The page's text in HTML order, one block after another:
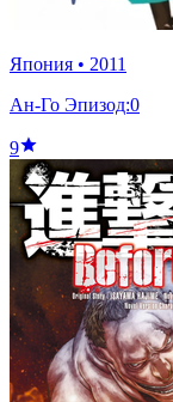
Япония • 2011
Ан-Го Эпизод:0
9